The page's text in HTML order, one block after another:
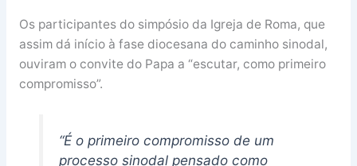
Os participantes do simpósio da Igreja de Roma, que
assim dá início à fase diocesana do caminho sinodal,
ouviram o convite do Papa a “escutar, como primeiro
compromisso”.
“É o primeiro compromisso de um
processo sinodal pensado como